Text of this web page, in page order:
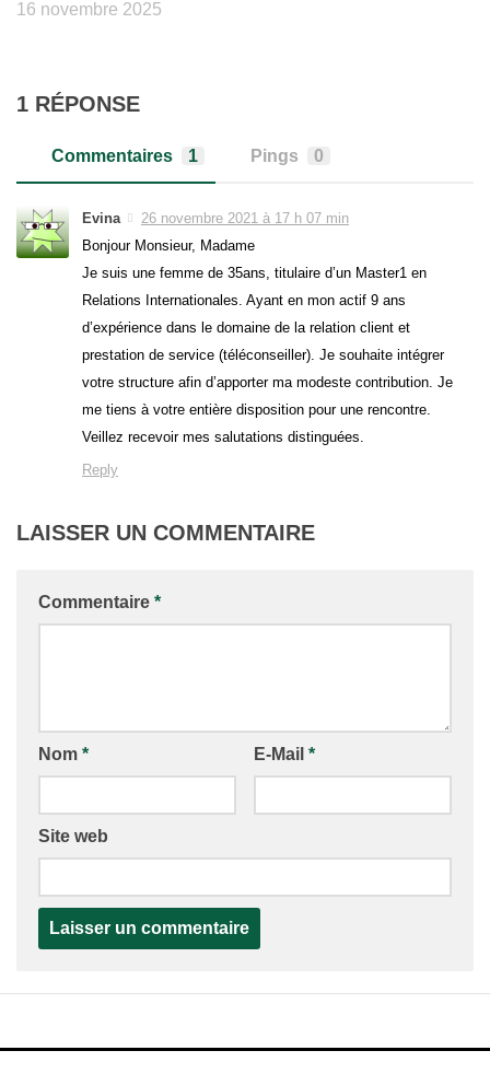
16 novembre 2025
1 RÉPONSE
Commentaires 1 Pings 0
Evina
26 novembre 2021 à 17 h 07 min
Bonjour Monsieur, Madame
Je suis une femme de 35ans, titulaire d’un Master1 en
Relations Internationales. Ayant en mon actif 9 ans
d’expérience dans le domaine de la relation client et
prestation de service (téléconseiller). Je souhaite intégrer
votre structure afin d’apporter ma modeste contribution. Je
me tiens à votre entière disposition pour une rencontre.
Veillez recevoir mes salutations distinguées.
Reply
LAISSER UN COMMENTAIRE
Commentaire *
Nom * E-Mail *
Site web